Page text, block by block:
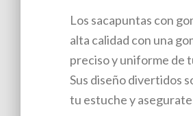
Los sacapuntas con
alta calidad con una
preciso y uniforme de
Sus diseño divertidos
tu estuche y